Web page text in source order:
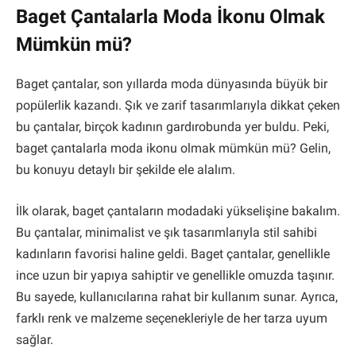
Baget Çantalarla Moda İkonu Olmak
Mümkün mü?
Baget çantalar, son yıllarda moda dünyasında büyük bir
popülerlik kazandı. Şık ve zarif tasarımlarıyla dikkat çeken
bu çantalar, birçok kadının gardırobunda yer buldu. Peki,
baget çantalarla moda ikonu olmak mümkün mü? Gelin,
bu konuyu detaylı bir şekilde ele alalım.
İlk olarak, baget çantaların modadaki yükselişine bakalım.
Bu çantalar, minimalist ve şık tasarımlarıyla stil sahibi
kadınların favorisi haline geldi. Baget çantalar, genellikle
ince uzun bir yapıya sahiptir ve genellikle omuzda taşınır.
Bu sayede, kullanıcılarına rahat bir kullanım sunar. Ayrıca,
farklı renk ve malzeme seçenekleriyle de her tarza uyum
sağlar.